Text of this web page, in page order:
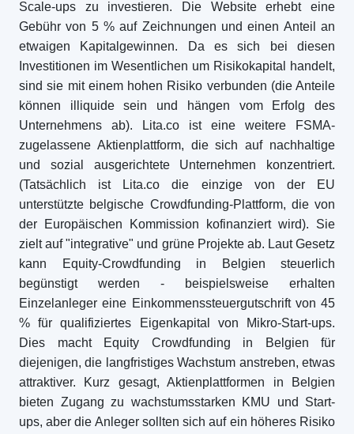
Scale-ups zu investieren. Die Website erhebt eine
Gebühr von 5 % auf Zeichnungen und einen Anteil an
etwaigen Kapitalgewinnen. Da es sich bei diesen
Investitionen im Wesentlichen um Risikokapital handelt,
sind sie mit einem hohen Risiko verbunden (die Anteile
können illiquide sein und hängen vom Erfolg des
Unternehmens ab). Lita.co ist eine weitere FSMA-
zugelassene Aktienplattform, die sich auf nachhaltige
und sozial ausgerichtete Unternehmen konzentriert.
(Tatsächlich ist Lita.co die einzige von der EU
unterstützte belgische Crowdfunding-Plattform, die von
der Europäischen Kommission kofinanziert wird). Sie
zielt auf "integrative" und grüne Projekte ab. Laut Gesetz
kann Equity-Crowdfunding in Belgien steuerlich
begünstigt werden - beispielsweise erhalten
Einzelanleger eine Einkommenssteuergutschrift von 45
% für qualifiziertes Eigenkapital von Mikro-Start-ups.
Dies macht Equity Crowdfunding in Belgien für
diejenigen, die langfristiges Wachstum anstreben, etwas
attraktiver. Kurz gesagt, Aktienplattformen in Belgien
bieten Zugang zu wachstumsstarken KMU und Start-
ups, aber die Anleger sollten sich auf ein höheres Risiko